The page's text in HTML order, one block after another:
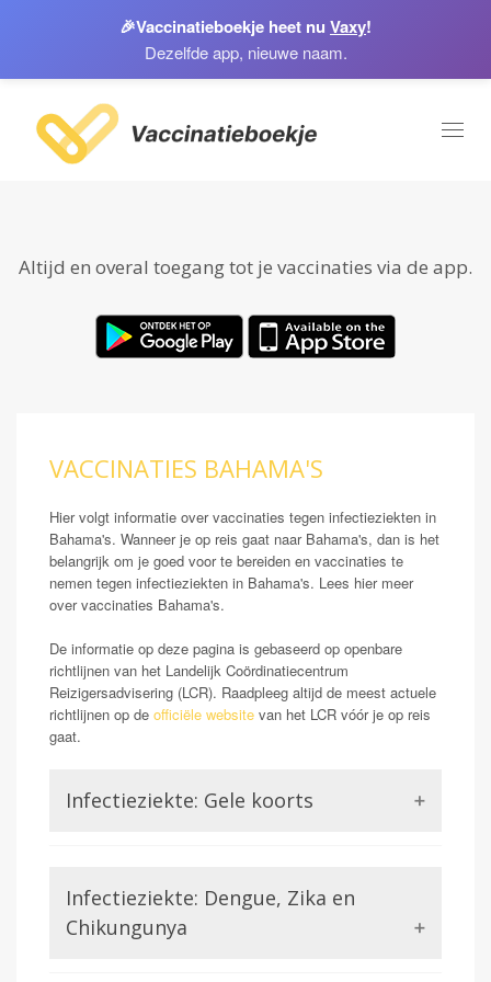
🎉Vaccinatieboekje heet nu Vaxy!
Dezelfde app, nieuwe naam.
Altijd en overal toegang tot je vaccinaties via de app.
VACCINATIES BAHAMA'S
Hier volgt informatie over vaccinaties tegen infectieziekten in
Bahama's. Wanneer je op reis gaat naar Bahama's, dan is het
belangrijk om je goed voor te bereiden en vaccinaties te
nemen tegen infectieziekten in Bahama's. Lees hier meer
over vaccinaties Bahama's.
De informatie op deze pagina is gebaseerd op openbare
richtlijnen van het Landelijk Coördinatiecentrum
Reizigersadvisering (LCR). Raadpleeg altijd de meest actuele
richtlijnen op de officiële website van het LCR vóór je op reis
gaat.
Infectieziekte: Gele koorts
door het Gele koorts virus. Dit is een virus uit de
familie van de Flavivirussen, waar bijvoorbeeld ook
Dengue of Zika lid van zijn. Gele koorts kan in ernstige
Infectieziekte: Dengue, Zika en
Chikungunya